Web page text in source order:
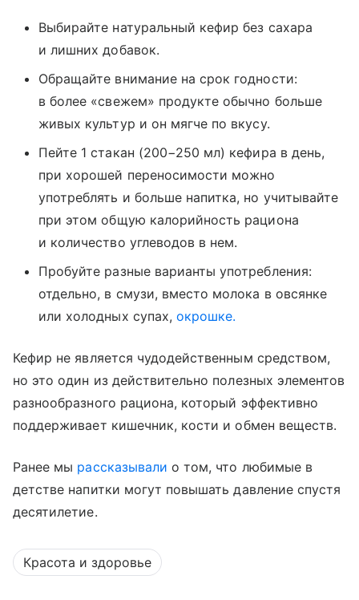
Выбирайте натуральный кефир без сахара
и лишних добавок.
Обращайте внимание на срок годности:
в более «свежем» продукте обычно больше
живых культур и он мягче по вкусу.
Пейте 1 стакан (200−250 мл) кефира в день,
при хорошей переносимости можно
употреблять и больше напитка, но учитывайте
при этом общую калорийность рациона
и количество углеводов в нем.
Пробуйте разные варианты употребления:
отдельно, в смузи, вместо молока в овсянке
или холодных супах, окрошке.
Кефир не является чудодейственным средством,
но это один из действительно полезных элементов
разнообразного рациона, который эффективно
поддерживает кишечник, кости и обмен веществ.
Ранее мы рассказывали о том, что любимые в
детстве напитки могут повышать давление спустя
десятилетие.
Красота и здоровье